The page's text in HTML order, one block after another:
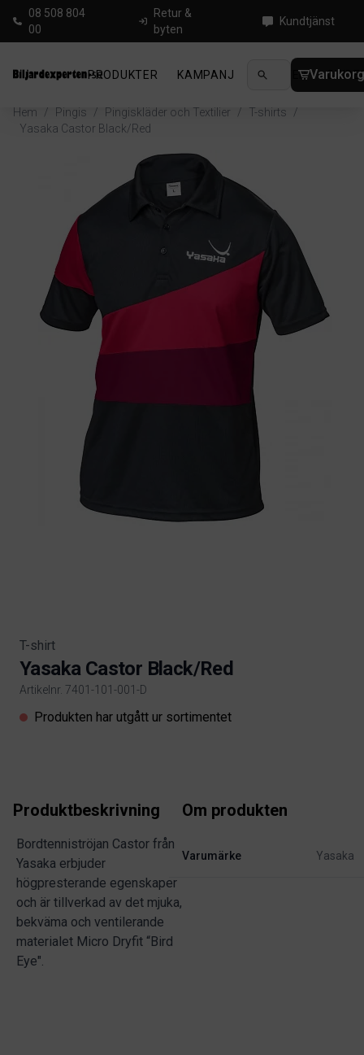
08 508 804
00
Retur &
byten
Kundtjänst
PRODUKTER KAMPANJ NYHETER
Hem / Pingis / Pingiskläder och Textilier / T-shirts
/
Yasaka Castor Black/Red
T-shirt
Yasaka Castor Black/Red
Artikelnr. 7401-101-001-D
Product information
Produkten har utgått ur sortimentet
Produktbeskrivning
Bordtenniströjan Castor från
Yasaka erbjuder
högpresterande egenskaper
och är tillverkad av det mjuka,
bekväma och ventilerande
materialet Micro Dryfit “Bird
Eye".
Om produkten
Varumärke Yasaka